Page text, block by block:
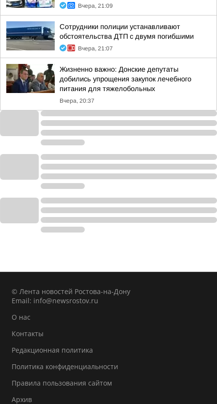
Вчера, 21:09
Сотрудники полиции устанавливают
обстоятельства ДТП с двумя погибшими
Вчера, 21:07
Жизненно важно: Донские депутаты
добились упрощения закупок лечебного
питания для тяжелобольных
Вчера, 20:37
© Лента новостей Ростова-на-Дону
Email: info@newsrostov.ru
О нас
Контакты
Редакционная политика
Политика конфиденциальности
Правила пользования сайтом
Архив